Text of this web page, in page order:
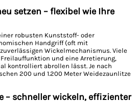
setzen – flexibel wie Ihre
robusten Kunststoff- oder
Handgriff (oft mit
Wickelmechanismus. Viele
und eine Arretierung,
kontrolliert abrollen lässt. Je nach
200 und 1.200 Meter Weidezaunlitze
– schneller wickeln, effizienter